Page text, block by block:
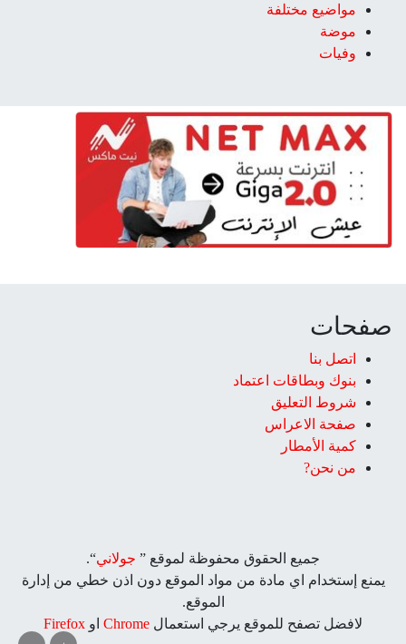
مواضيع مختلفة
موضة
وفيات
صفحات
اتصل بنا
بنوك وبطاقات اعتماد
شروط التعليق‎
صفحة الاعراس
كمية الأمطار
من نحن?
جميع الحقوق محفوظة لموقع ” جولاني“.
يمنع إستخدام اي مادة من مواد الموقع دون اذن خطي من إدارة
الموقع.
لافضل تصفح للموقع يرجي استعمال Chrome او Firefox